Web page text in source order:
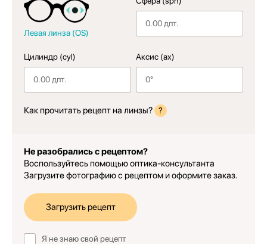
Левая линза (OS)
Цилиндр (cyl) Аксис (ax)
Как прочитать рецепт на линзы? ?
Не разобрались с рецептом?
Воспользуйтесь помощью оптика-консультанта
Загрузите фотографию с рецептом и оформите заказ.
Загрузить рецепт
Я не знаю свой рецепт